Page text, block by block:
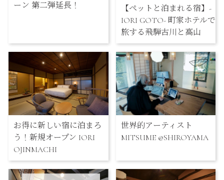
ーン 第二弾延長！
【ペットと泊まれる宿】-
IORI GOTO- 町家ホテルで
旅する飛騨古川と高山
お得に新しい宿に泊まろ
う！新規オープン IORI
OJINMACHI
世界的アーティスト
MITSUME @SHIROYAMA